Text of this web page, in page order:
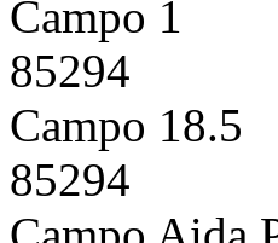
Campo 1
85294
Campo 18.5
85294